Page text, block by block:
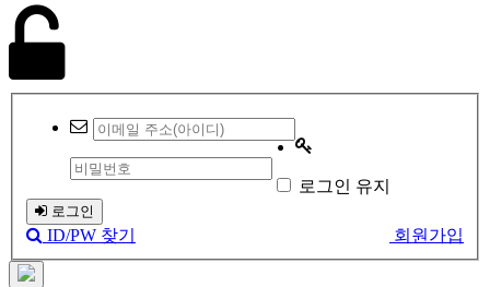
로그인 유지
로그인
회원가입
ID/PW 찾기